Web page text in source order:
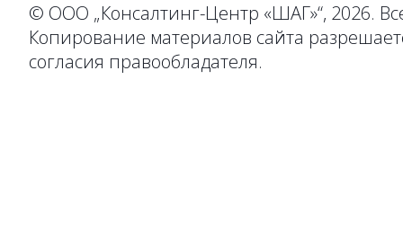
© ООО „Консалтинг-Центр «ШАГ»“, 2026.
Копирование материалов сайта
согласия правообладателя.